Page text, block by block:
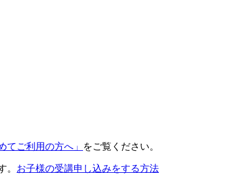
てご利用の方へ」 をご覧ください。
。 お子様の受講申し込みをする方法